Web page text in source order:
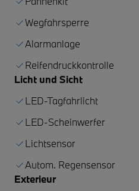
Wegfahrsperre
Alarmanlage
Reifendruckkontrolle
Licht und Sicht
LED-Tagfahrlicht
LED-Scheinwerfer
Lichtsensor
Autom. Regensensor
Exterieur